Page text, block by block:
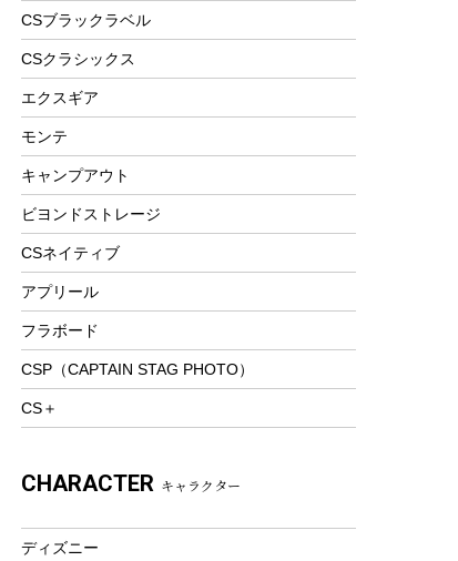
コーヒー&ミル
トレー
ランチョンマット
ランチボックス
ピクニックセット
ヘルメット
エアーポンプ
ウィンター
防寒ウェア
ツール&アクセサリー
トレッキング
トレッキングステッキ
プレイグッズ
ウェルネス
フィットネス
アクセサリー
CSブラックラベル
CSクラシックス
エクスギア
モンテ
キャンプアウト
ビヨンドストレージ
CSネイティブ
アプリール
フラボード
CSP（CAPTAIN STAG PHOTO）
CS＋
CHARACTER キャラクター
ディズニー